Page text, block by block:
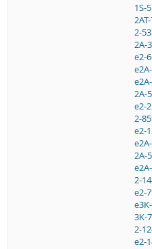
1S-
2-
2A-
e2-
2A-
e2-
2-
e2-
2A-
2-
e2-
3K-
2-
e2-